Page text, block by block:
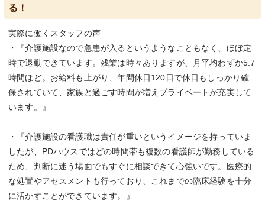
る！
実際に働くスタッフの声
・『介護施設なので急患が入るというようなこともなく、ほぼ定
時で退勤できています。残業は時々ありますが、月平均わずか5.7
時間ほど。お給料も上がり、年間休日120日で休日もしっかり確
保されていて、家族と過ごす時間が増えプライベートが充実して
います。』
・『介護施設の看護職は責任が重いというイメージを持っていま
したが、PDハウスではどの時間帯も複数の看護師が勤務している
ため、判断に迷う場面でもすぐに相談できて心強いです。医療的
な処置やアセスメントも行っており、これまでの臨床経験を十分
に活かすことができています。』